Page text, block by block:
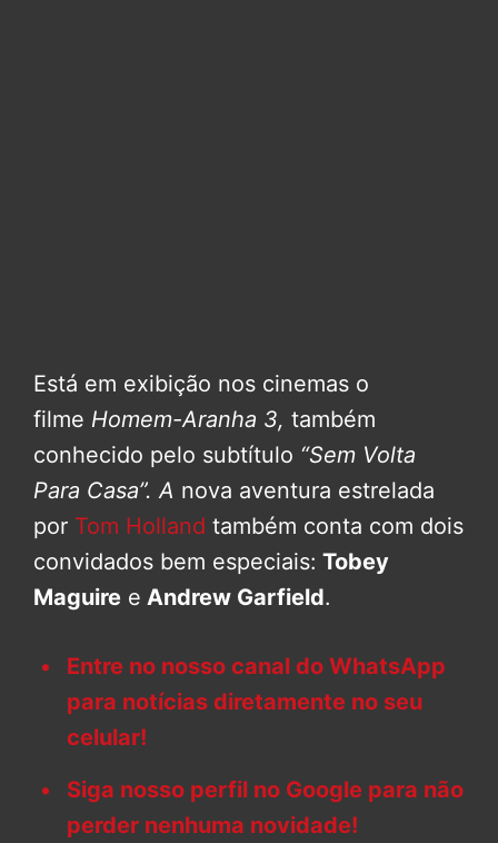
Está em exibição nos cinemas o
filme Homem-Aranha 3, também
conhecido pelo subtítulo “Sem Volta
Para Casa”. A nova aventura estrelada
por Tom Holland também conta com dois
convidados bem especiais: Tobey
Maguire e Andrew Garfield.
Entre no nosso canal do WhatsApp
para notícias diretamente no seu
celular!
Siga nosso perfil no Google para não
perder nenhuma novidade!